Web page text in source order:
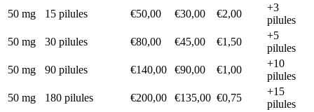
50 mg
15 pilules €50,00 €30,00 €2,00
+3
pilules
50 mg
30 pilules €80,00 €45,00 €1,50
+5
pilules
50 mg
90 pilules €140,00 €90,00 €1,00
+10
pilules
50 mg
180 pilules €200,00 €135,00 €0,75
+15
pilules